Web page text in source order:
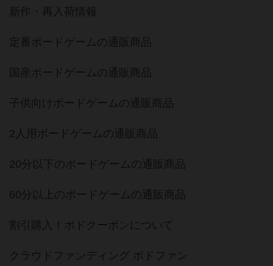
新作・再入荷情報
定番ボードゲームの通販商品
国産ボードゲームの通販商品
子供向けボードゲームの通販商品
2人用ボードゲームの通販商品
20分以下のボードゲームの通販商品
60分以上のボードゲームの通販商品
割引購入！ボドクーポンについて
クラウドファンディング ボドファン